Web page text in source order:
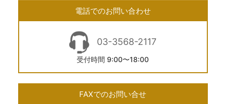
電話でのお問い合わせ
03-3568-2117
受付時間 9:00〜18:00
FAXでのお問い合せ